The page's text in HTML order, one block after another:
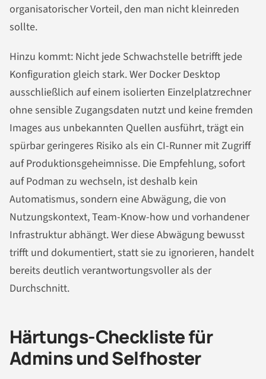
organisatorischer Vorteil, den man nicht kleinreden
sollte.
Hinzu kommt: Nicht jede Schwachstelle betrifft jede
Konfiguration gleich stark. Wer Docker Desktop
ausschließlich auf einem isolierten Einzelplatzrechner
ohne sensible Zugangsdaten nutzt und keine fremden
Images aus unbekannten Quellen ausführt, trägt ein
spürbar geringeres Risiko als ein CI-Runner mit Zugriff
auf Produktionsgeheimnisse. Die Empfehlung, sofort
auf Podman zu wechseln, ist deshalb kein
Automatismus, sondern eine Abwägung, die von
Nutzungskontext, Team-Know-how und vorhandener
Infrastruktur abhängt. Wer diese Abwägung bewusst
trifft und dokumentiert, statt sie zu ignorieren, handelt
bereits deutlich verantwortungsvoller als der
Durchschnitt.
Härtungs-Checkliste für
Admins und Selfhoster